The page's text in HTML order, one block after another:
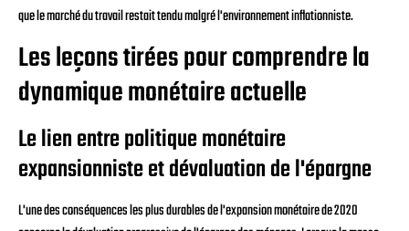
que le marché du travail restait tendu malgré l'environnement inflationniste.
Les leçons tirées pour comprendre la
dynamique monétaire actuelle
Le lien entre politique monétaire
expansionniste et dévaluation de l'épargne
L'une des conséquences les plus durables de l'expansion monétaire de 2020